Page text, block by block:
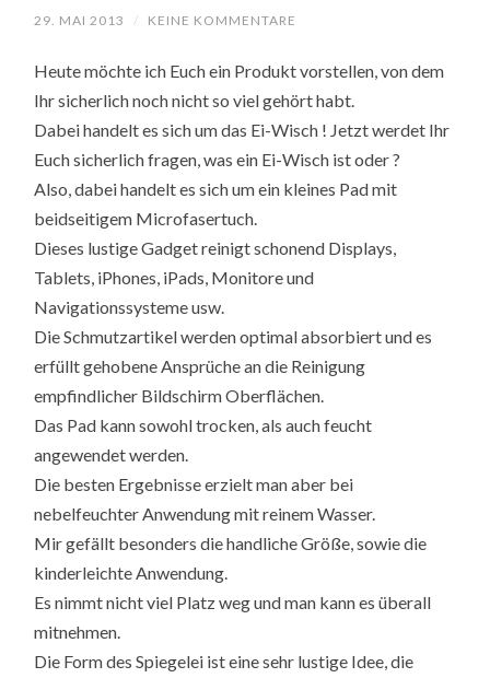
29. MAI 2013 / KEINE KOMMENTARE
Heute möchte ich Euch ein Produkt vorstellen, von dem
Ihr sicherlich noch nicht so viel gehört habt.
Dabei handelt es sich um das Ei-Wisch ! Jetzt werdet Ihr
Euch sicherlich fragen, was ein Ei-Wisch ist oder ?
Also, dabei handelt es sich um ein kleines Pad mit
beidseitigem Microfasertuch.
Dieses lustige Gadget reinigt schonend Displays,
Tablets, iPhones, iPads, Monitore und
Navigationssysteme usw.
Die Schmutzartikel werden optimal absorbiert und es
erfüllt gehobene Ansprüche an die Reinigung
empfindlicher Bildschirm Oberflächen.
Das Pad kann sowohl trocken, als auch feucht
angewendet werden.
Die besten Ergebnisse erzielt man aber bei
nebelfeuchter Anwendung mit reinem Wasser.
Mir gefällt besonders die handliche Größe, sowie die
kinderleichte Anwendung.
Es nimmt nicht viel Platz weg und man kann es überall
mitnehmen.
Die Form des Spiegelei ist eine sehr lustige Idee, die